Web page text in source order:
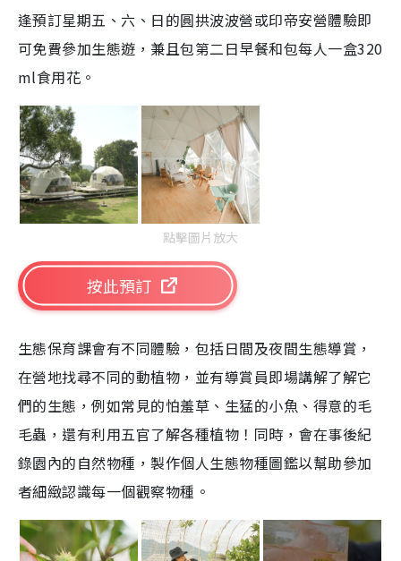
逢預訂星期五、六、日的圓拱波波營或印帝安營體驗即
可免費參加生態遊，兼且包第二日早餐和包每人一盒320
ml食用花。
點擊圖片放大
按此預訂
生態保育課會有不同體驗，包括日間及夜間生態導賞，
在營地找尋不同的動植物，並有導賞員即場講解了解它
們的生態，例如常見的怕羞草、生猛的小魚、得意的毛
毛蟲，還有利用五官了解各種植物！同時，會在事後紀
錄園內的自然物種，製作個人生態物種圖鑑以幫助參加
者細緻認識每一個觀察物種。